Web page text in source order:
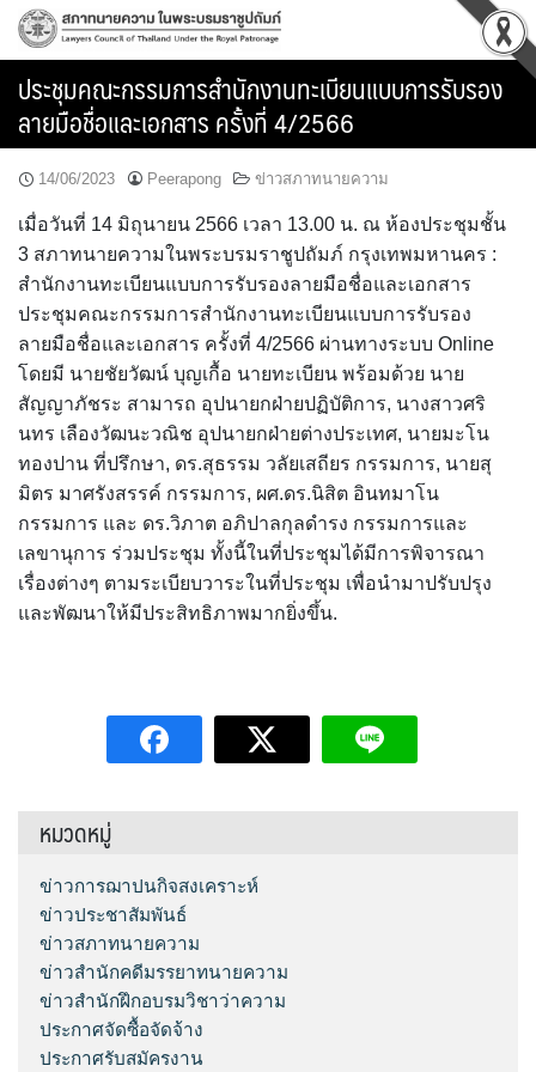
Skip
ประชุมคณะกรรมการสำนักงานทะเบียนแบบการรับรอง
ลายมือชื่อและเอกสาร ครั้งที่ 4/2566
14/06/2023 Peerapong ข่าวสภาทนายความ
เมื่อวันที่ 14 มิถุนายน 2566 เวลา 13.00 น. ณ ห้องประชุมชั้น
3 สภาทนายความในพระบรมราชูปถัมภ์ กรุงเทพมหานคร :
สำนักงานทะเบียนแบบการรับรองลายมือชื่อและเอกสาร
ประชุมคณะกรรมการสำนักงานทะเบียนแบบการรับรอง
ลายมือชื่อและเอกสาร ครั้งที่ 4/2566 ผ่านทางระบบ Online
โดยมี นายชัยวัฒน์ บุญเกื้อ นายทะเบียน พร้อมด้วย นาย
สัญญาภัชระ สามารถ อุปนายกฝ่ายปฏิบัติการ, นางสาวศริ
นทร เลืองวัฒนะวณิช อุปนายกฝ่ายต่างประเทศ, นายมะโน
ทองปาน ที่ปรึกษา, ดร.สุธรรม วลัยเสถียร กรรมการ, นายสุ
มิตร มาศรังสรรค์ กรรมการ, ผศ.ดร.นิสิต อินทมาโน
กรรมการ และ ดร.วิภาต อภิปาลกุลดำรง กรรมการและ
เลขานุการ ร่วมประชุม ทั้งนี้ในที่ประชุมได้มีการพิจารณา
เรื่องต่างๆ ตามระเบียบวาระในที่ประชุม เพื่อนำมาปรับปรุง
และพัฒนาให้มีประสิทธิภาพมากยิ่งขึ้น.
หมวดหมู่
ข่าวการฌาปนกิจสงเคราะห์
ข่าวประชาสัมพันธ์
ข่าวสภาทนายความ
ข่าวสำนักคดีมรรยาทนายความ
ข่าวสำนักฝึกอบรมวิชาว่าความ
ประกาศจัดซื้อจัดจ้าง
ประกาศรับสมัครงาน